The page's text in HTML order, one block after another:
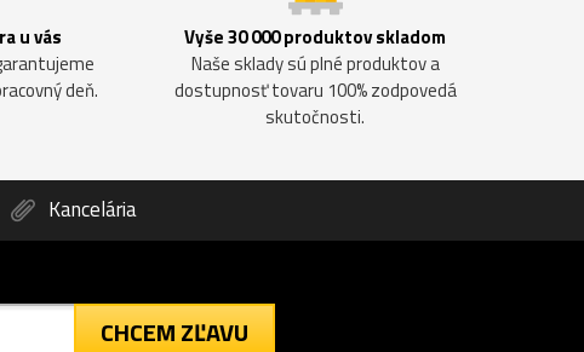
u vás
deň.
Vyše 30 000 produktov skladom
Naše sklady sú plné produktov a
dostupnosť tovaru 100% zodpovedá
skutočnosti.
Kancelária
CHCEM ZĽAVU